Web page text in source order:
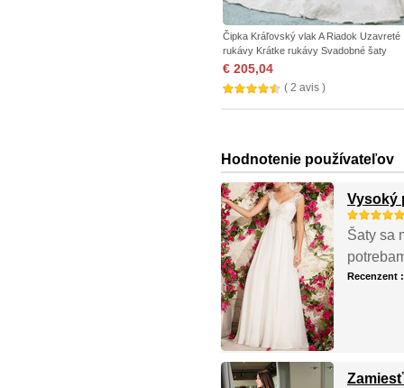
Čipka Kráľovský vlak A Riadok Uzavreté
rukávy Krátke rukávy Svadobné šaty
€ 205,04
( 2 avis )
Hodnotenie používateľov
Vysoký
Šaty sa
Recenzent